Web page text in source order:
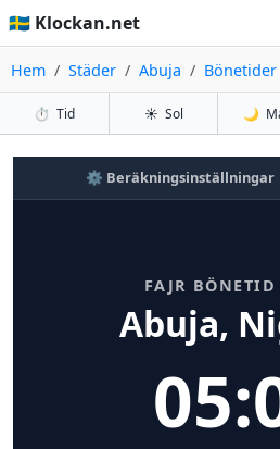
🇸🇪 Klockan.net
Hem Städer Abuja Bönetider
⏱️ Tid ☀️ Sol 🌙
⚙️ Beräkningsinställningar
FAJR
Abuja,